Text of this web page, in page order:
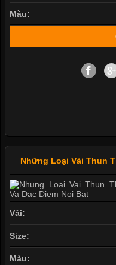
Màu:
Những Loại Vải Thun
Vải:
Size:
Màu: